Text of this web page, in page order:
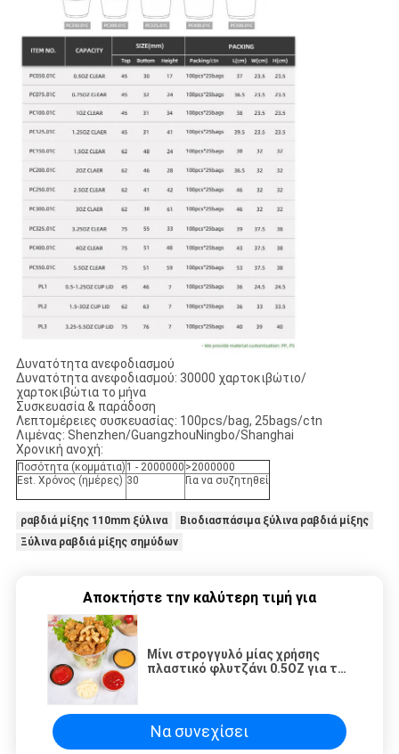
Δυνατότητα ανεφοδιασμού
Δυνατότητα ανεφοδιασμού: 30000 χαρτοκιβώτιο/
χαρτοκιβώτια το μήνα
Συσκευασία & παράδοση
Λεπτομέρειες συσκευασίας: 100pcs/bag, 25bags/ctn
Λιμένας: Shenzhen/GuangzhouNingbo/Shanghai
Χρονική ανοχή:
Ποσότητα (κομμάτια) 1 - 2000000 >2000000
Est. Χρόνος (ημέρες) 30 Για να συζητηθεί
ραβδιά μίξης 110mm ξύλινα
Βιοδιασπάσιμα ξύλινα ραβδιά μίξης
Ξύλινα ραβδιά μίξης σημύδων
Αποκτήστε την καλύτερη τιμή για
Μίνι στρογγυλό μίας χρήσης
πλαστικό φλυτζάνι 0.5OZ για τη
Να συνεχίσει